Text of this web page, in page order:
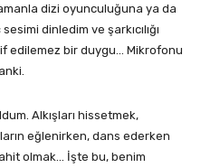
dizi oyunculuğuna ya da
dinledim ve şarkıcılığı
edilemez bir duygu… Mikrofonu
Alkışları hissetmek,
eğlenirken, dans ederken
olmak… İşte bu, benim